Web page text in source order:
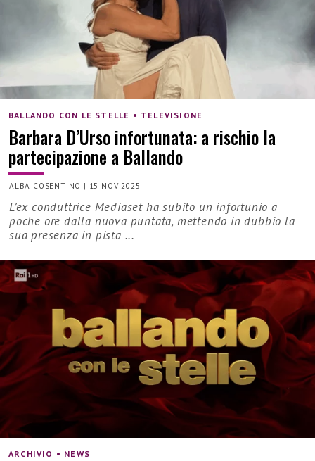
BALLANDO CON LE STELLE • TELEVISIONE
Barbara D’Urso infortunata: a rischio la
partecipazione a Ballando
ALBA COSENTINO | 15 NOV 2025
L’ex conduttrice Mediaset ha subito un infortunio a
poche ore dalla nuova puntata, mettendo in dubbio la
sua presenza in pista ...
ARCHIVIO • NEWS